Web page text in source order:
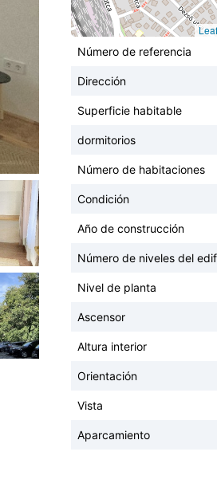
Número de referencia
Dirección
Superficie habitable
dormitorios
Número de habitaciones
Condición
Año de construcción
Número de niveles del
Nivel de planta
Ascensor
Altura interior
Orientación
Vista
Aparcamiento